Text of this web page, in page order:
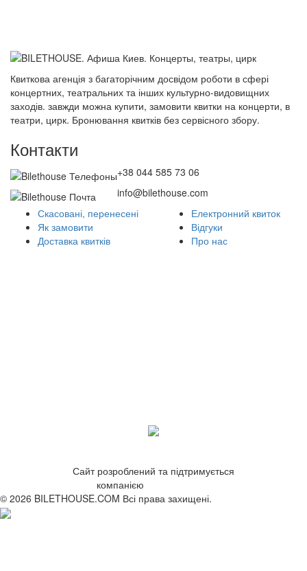
Квиткова агенція з багаторічним досвідом роботи в сфері
концертних, театральних та інших культурно-видовищних
заходів. завжди можна купити, замовити квитки на концерти, в
театри, цирк. Бронювання квитків без сервісного збору.
Контакти
+38 044 585 73 06
info@bilethouse.com
Скасовані, перенесені
Як замовити
Доставка квитків
Електронний квиток
Відгуки
Про нас
Сайт розроблений та підтримується
компанією
© 2026 BILETHOUSE.COM Всі права захищені.